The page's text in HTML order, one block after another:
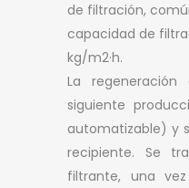
de filtración,
capacidad de
kg/m2·h.
La
siguiente
automatizable) y
recipiente. Se
filtrante, una